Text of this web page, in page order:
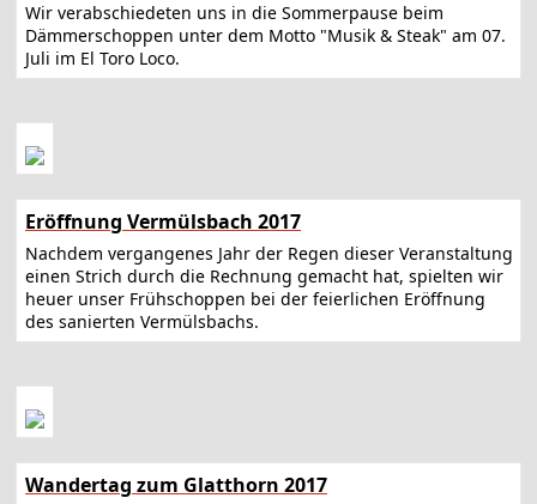
Wir verabschiedeten uns in die Sommerpause beim
Dämmerschoppen unter dem Motto "Musik & Steak" am 07.
Juli im El Toro Loco.
Eröffnung Vermülsbach 2017
Nachdem vergangenes Jahr der Regen dieser Veranstaltung
einen Strich durch die Rechnung gemacht hat, spielten wir
heuer unser Frühschoppen bei der feierlichen Eröffnung
des sanierten Vermülsbachs.
Wandertag zum Glatthorn 2017